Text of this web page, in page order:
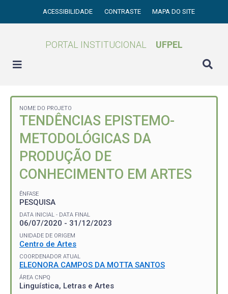
ACESSIBILIDADE CONTRASTE MAPA DO SITE
PORTAL INSTITUCIONAL UFPEL
NOME DO PROJETO
TENDÊNCIAS EPISTEMO-
METODOLÓGICAS DA
PRODUÇÃO DE
CONHECIMENTO EM ARTES
ÊNFASE
PESQUISA
DATA INICIAL - DATA FINAL
06/07/2020 - 31/12/2023
UNIDADE DE ORIGEM
Centro de Artes
COORDENADOR ATUAL
ELEONORA CAMPOS DA MOTTA SANTOS
ÁREA CNPQ
Linguística, Letras e Artes